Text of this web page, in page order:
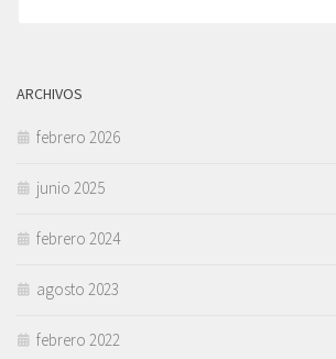
ARCHIVOS
febrero 2026
junio 2025
febrero 2024
agosto 2023
febrero 2022